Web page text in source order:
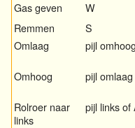
Gas geven
W
Remmen
S
Omlaag
pijl omhoog
Omhoog
pijl omlaag
Rolroer naar
links
pijl links of